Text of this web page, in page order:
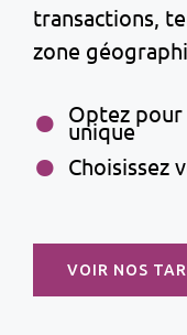
transactions,
zone
Optez pour
unique
Choisissez
VOIR NOS